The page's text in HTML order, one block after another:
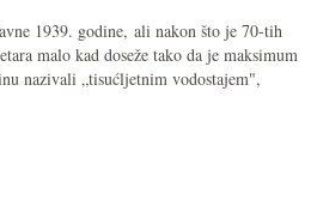
1939. godine, ali nakon što je 70-tih
malo kad doseže tako da je maksimum
nazivali „tisućljetnim vodostajem",